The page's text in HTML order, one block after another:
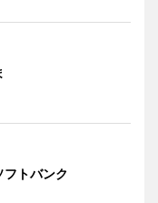
トバンク